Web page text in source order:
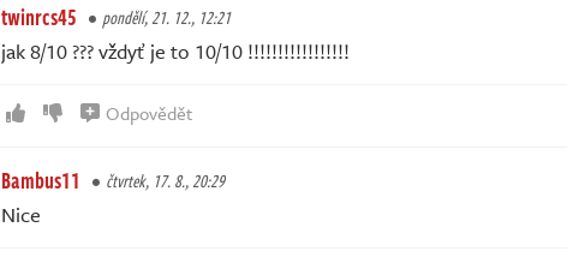
twinrcs45 pondělí, 21. 12., 12:21
jak 8/10 ??? vždyť je to 10/10 !!!!!!!!!!!!!!!!!
Odpovědět
Bambus11 čtvrtek, 17. 8., 20:29
Nice